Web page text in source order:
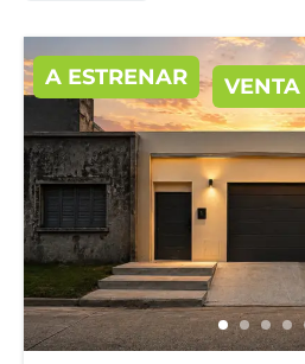
A ESTRENAR VENTA